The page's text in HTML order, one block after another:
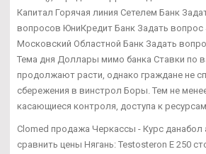
Капитал Горячая линия Сетелем Банк
вопросов ЮниКредит Банк Задать вопрос
Московский Областной Банк Задать
Тема дня Доллары мимо банка Ставки по
продолжают расти, однако граждане не
сбережения в винстрол Боры. Тем не
касающиеся контроля, доступа к
Clomed продажа Черкассы - Курс данабол
сравнить цены Нягань: Testosteron E 250